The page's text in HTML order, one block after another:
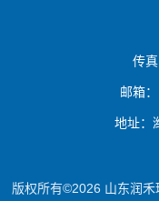
传
邮箱
地址：
版权所有©2026 山东润